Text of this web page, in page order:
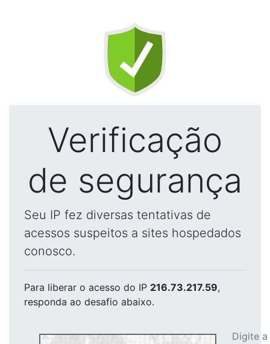
Verificação
de segurança
Seu IP fez diversas tentativas de
acessos suspeitos a sites hospedados
conosco.
Para liberar o acesso do IP 216.73.217.59,
responda ao desafio abaixo.
Digite